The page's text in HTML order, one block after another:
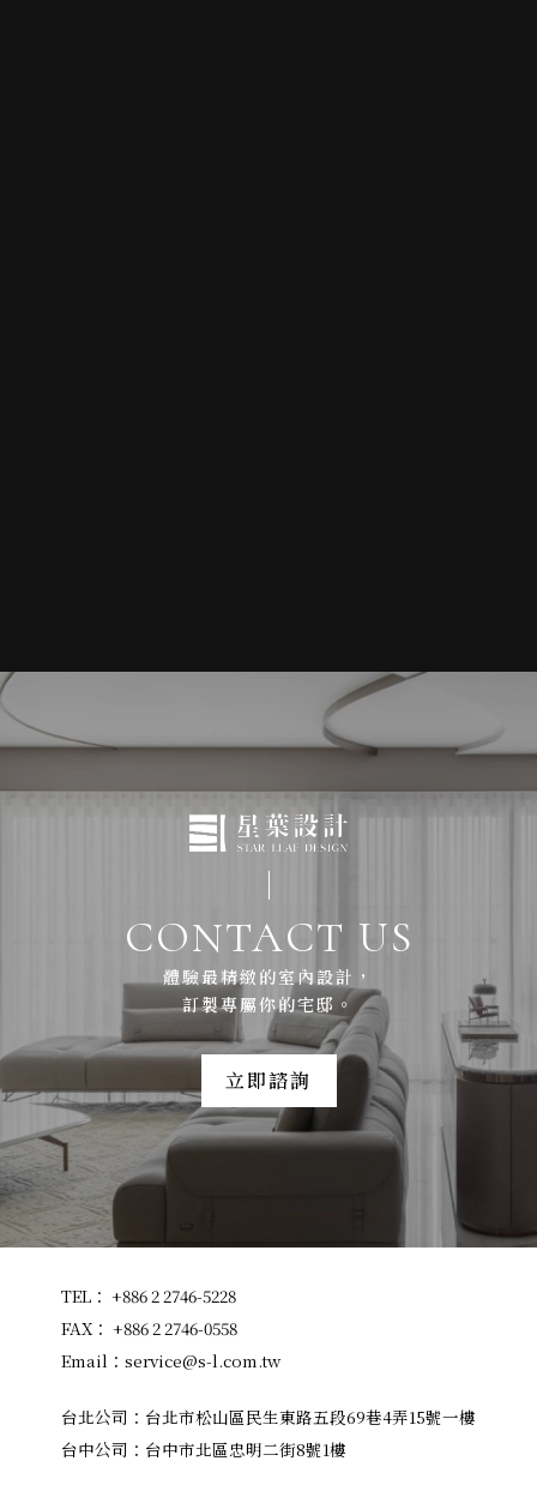
CONTACT US
體驗最精緻的室內設計，
訂製專屬你的宅邸。
立即諮詢
TEL： +886 2 2746-5228
FAX： +886 2 2746-0558
Email： service@s-l.com.tw
台北公司： 台北市松山區民生東路五段69巷4弄15號一樓
台中公司： 台中市北區忠明二街8號1樓